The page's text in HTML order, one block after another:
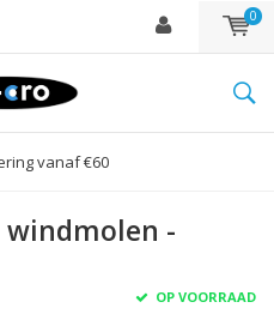
0
vanaf €60
-
OP VOORRAAD